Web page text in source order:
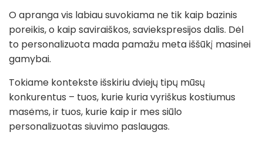
O apranga vis labiau suvokiama ne tik kaip bazinis
poreikis, o kaip saviraiškos, saviekspresijos dalis. Dėl
to personalizuota mada pamažu meta iššūkį masinei
gamybai.
Tokiame kontekste išskiriu dviejų tipų mūsų
konkurentus – tuos, kurie kuria vyriškus kostiumus
masėms, ir tuos, kurie kaip ir mes siūlo
personalizuotas siuvimo paslaugas.